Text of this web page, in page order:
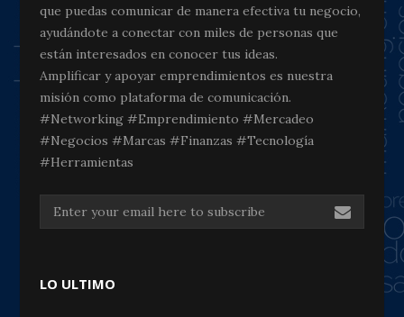
que puedas comunicar de manera efectiva tu negocio,
ayudándote a conectar con miles de personas que
están interesados en conocer tus ideas.
Amplificar y apoyar emprendimientos es nuestra
misión como plataforma de comunicación.
#Networking #Emprendimiento #Mercadeo
#Negocios #Marcas #Finanzas #Tecnología
#Herramientas
LO ULTIMO